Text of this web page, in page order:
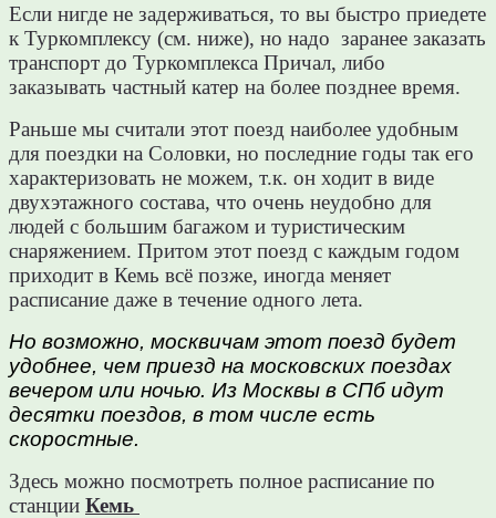
Если нигде не задерживаться, то вы быстро приедете
к Туркомплексу (см. ниже), но надо заранее заказать
транспорт до Туркомплекса Причал, либо
заказывать частный катер на более позднее время.
Раньше мы считали этот поезд наиболее удобным
для поездки на Соловки, но последние годы так его
характеризовать не можем, т.к. он ходит в виде
двухэтажного состава, что очень неудобно для
людей с большим багажом и туристическим
снаряжением. Притом этот поезд с каждым годом
приходит в Кемь всё позже, иногда меняет
расписание даже в течение одного лета.
Но возможно, москвичам этот поезд будет
удобнее, чем приезд на московских поездах
вечером или ночью. Из Москвы в СПб идут
десятки поездов, в том числе есть
скоростные.
Здесь можно посмотреть полное расписание по
станции Кемь